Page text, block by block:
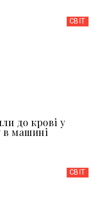
СВІТ
до крові у
в машині
СВІТ